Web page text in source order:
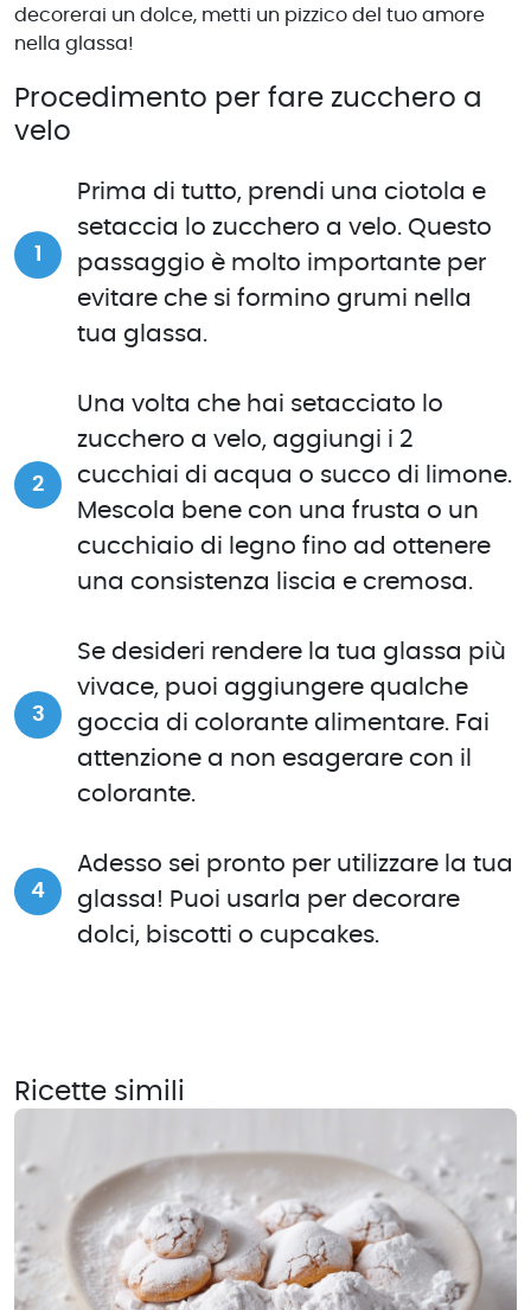
decorerai un dolce, metti un pizzico del tuo amore
nella glassa!
Procedimento per fare zucchero a
velo
Prima di tutto, prendi una ciotola e
setaccia lo zucchero a velo. Questo
passaggio è molto importante per
evitare che si formino grumi nella
tua glassa.
Una volta che hai setacciato lo
zucchero a velo, aggiungi i 2
cucchiai di acqua o succo di limone.
Mescola bene con una frusta o un
cucchiaio di legno fino ad ottenere
una consistenza liscia e cremosa.
Se desideri rendere la tua glassa più
vivace, puoi aggiungere qualche
goccia di colorante alimentare. Fai
attenzione a non esagerare con il
colorante.
Adesso sei pronto per utilizzare la tua
glassa! Puoi usarla per decorare
dolci, biscotti o cupcakes.
Ricette simili